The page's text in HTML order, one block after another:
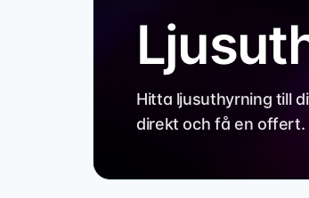
Hitta ljusuthyrning till
direkt och få en offert.